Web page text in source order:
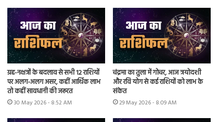
ग्रह-नक्षत्रों के बदलाव से सभी 12 राशियों
पर अलग-अलग असर, कहीं आर्थिक लाभ
तो कहीं सावधानी की जरूरत
30 May 2026 - 8:52 AM
चंद्रमा का तुला में गोचर, आज त्रयोदशी
और रवि योग से कई राशियों को लाभ के
संकेत
29 May 2026 - 8:09 AM